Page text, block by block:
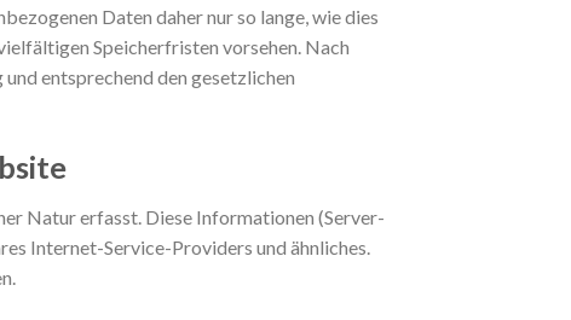
Daten daher nur so lange, wie dies
Speicherfristen vorsehen. Nach
entsprechend den gesetzlichen
Natur erfasst. Diese Informationen (Server-
Internet-Service-Providers und ähnliches.